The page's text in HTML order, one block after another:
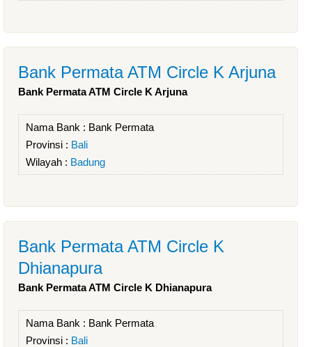
Bank Permata ATM Circle K Arjuna
Bank Permata ATM Circle K Arjuna
Nama Bank : Bank Permata
Provinsi : Bali
Wilayah : Badung
Bank Permata ATM Circle K
Dhianapura
Bank Permata ATM Circle K Dhianapura
Nama Bank : Bank Permata
Provinsi : Bali